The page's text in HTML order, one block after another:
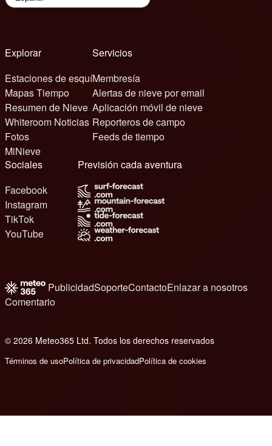
Explorar
Estaciones de esquí
Mapas Tiempo
Resumen de Nieve
Whiteroom Noticias
Fotos
MiNieve
Servicios
Membresía
Alertas de nieve por email
Aplicación móvil de nieve
Reporteros de campo
Feeds de tiempo
Sociales
Facebook
Instagram
TikTok
YouTube
Previsión cada aventura
PublicidadSoporteContactoEnlazar a nosotros
Comentario
© 2026 Meteo365 Ltd. Todos los derechos reservados
Términos de usoPolítica de privacidadPolítica de cookies